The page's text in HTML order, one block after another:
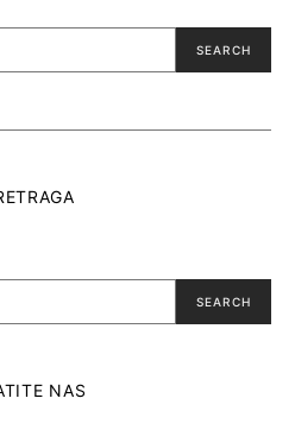
SEARCH
SEARCH
NAS